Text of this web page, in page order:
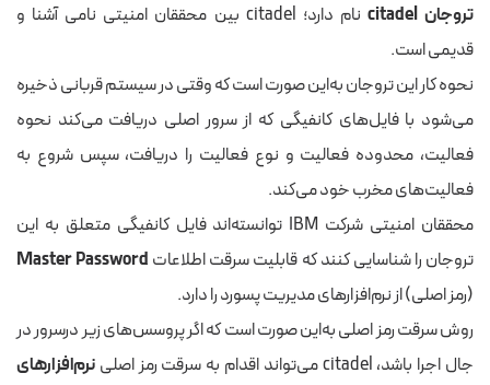
تروجان citadel
نام دارد؛ citadel بین محققان امنیتی نامی آشنا و
قدیمی است.
نحوه کار این تروجان به‌این صورت است که وقتی در سیستم قربانی ذخیره
می‌شود با فایل‌های کانفیگی که از سرور اصلی دریافت می‌کند نحوه
فعالیت، محدوده فعالیت و نوع فعالیت را دریافت، سپس شروع به
فعالیت‌های مخرب خود می‌کند.
‫محققان امنیتی شرکت IBM توانسته‌اند فایل کانفیگی متعلق به این
تروجان را شناسایی کنند که قابلیت سرقت اطلاعات Master Password
(رمز اصلی) از نرم‌افزارهای مدیریت پسورد را دارد.
‫روش سرقت رمز اصلی به‌این صورت است که اگر پروسس‌های زیر درسرور در
جال اجرا باشد، citadel می‌تواند اقدام به سرقت رمز اصلی
نرم‌افزارهای